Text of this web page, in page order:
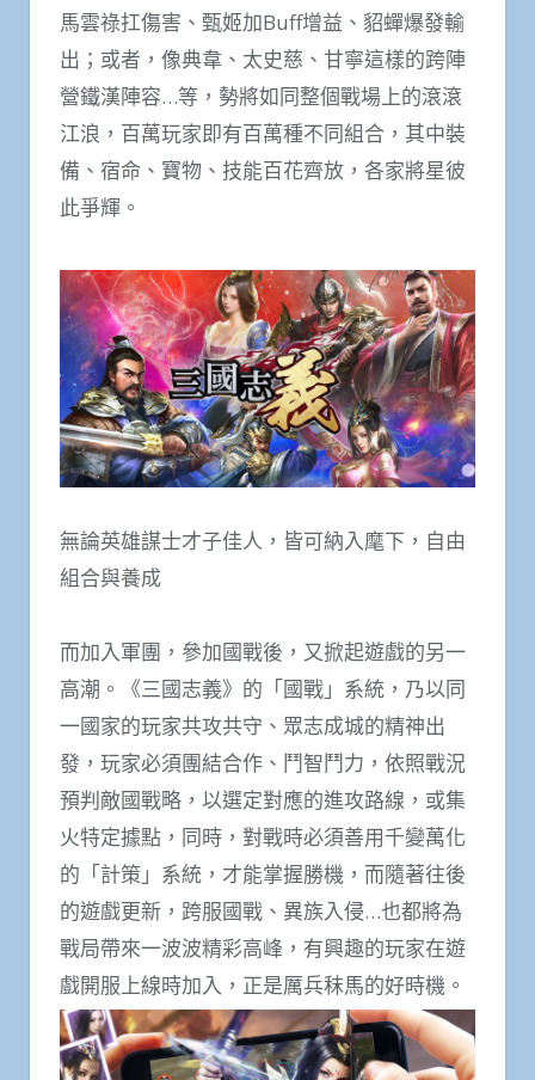
馬雲祿扛傷害、甄姬加Buff增益、貂蟬爆發輸
出；或者，像典韋、太史慈、甘寧這樣的跨陣
營鐵漢陣容…等，勢將如同整個戰場上的滾滾
江浪，百萬玩家即有百萬種不同組合，其中裝
備、宿命、寶物、技能百花齊放，各家將星彼
此爭輝。
無論英雄謀士才子佳人，皆可納入麾下，自由
組合與養成
而加入軍團，參加國戰後，又掀起遊戲的另一
高潮。《三國志義》的「國戰」系統，乃以同
一國家的玩家共攻共守、眾志成城的精神出
發，玩家必須團結合作、鬥智鬥力，依照戰況
預判敵國戰略，以選定對應的進攻路線，或集
火特定據點，同時，對戰時必須善用千變萬化
的「計策」系統，才能掌握勝機，而隨著往後
的遊戲更新，跨服國戰、異族入侵…也都將為
戰局帶來一波波精彩高峰，有興趣的玩家在遊
戲開服上線時加入，正是厲兵秣馬的好時機。